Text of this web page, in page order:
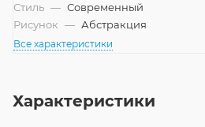
Стиль — Современный
Рисунок — Абстракция
Все характеристики
Характеристики